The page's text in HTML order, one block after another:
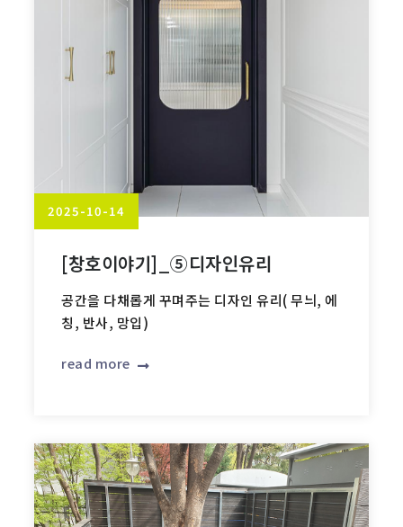
2025-10-14
[창호이야기]_⑤디자인유리
공간을 다채롭게 꾸며주는 디자인 유리( 무늬, 에
칭, 반사, 망입)
read more